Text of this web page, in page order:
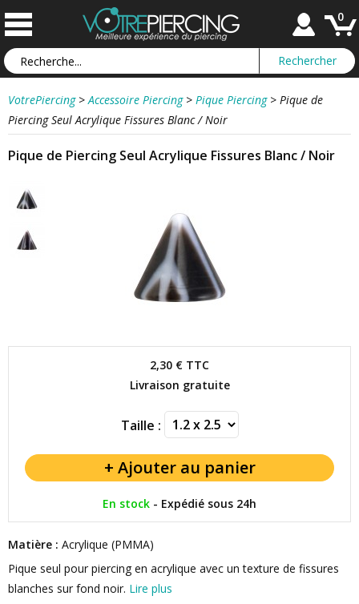
0
VotrePiercing > Accessoire Piercing > Pique Piercing > Pique de
Piercing Seul Acrylique Fissures Blanc / Noir
Pique de Piercing Seul Acrylique Fissures Blanc / Noir
2,30 € TTC
Livraison gratuite
Taille :
En stock - Expédié sous 24h
Matière : Acrylique (PMMA)
Pique seul pour piercing en acrylique avec un texture de fissures
blanches sur fond noir. Lire plus